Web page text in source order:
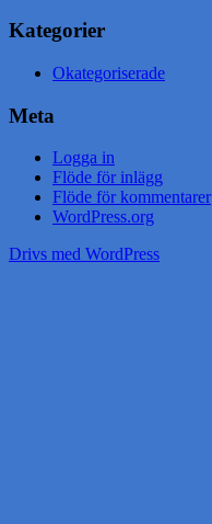
Kategorier
Okategoriserade
Meta
Logga in
Flöde för inlägg
Flöde för kommentarer
WordPress.org
Drivs med WordPress